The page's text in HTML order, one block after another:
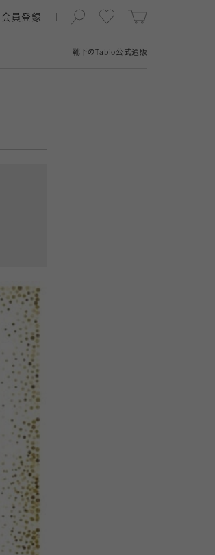
靴下の Tabio公式通販
会員登録